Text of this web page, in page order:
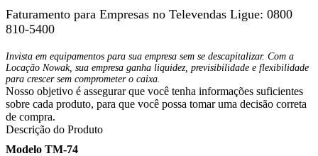
Faturamento para Empresas no Televendas Ligue: 0800
810-5400
Invista em equipamentos para sua empresa sem se descapitalizar. Com a
Locação Nowak, sua empresa ganha liquidez, previsibilidade e flexibilidade
para crescer sem comprometer o caixa.
Nosso objetivo é assegurar que você tenha informações suficientes
sobre cada produto, para que você possa tomar uma decisão correta
de compra.
Descrição do Produto
Modelo TM-74